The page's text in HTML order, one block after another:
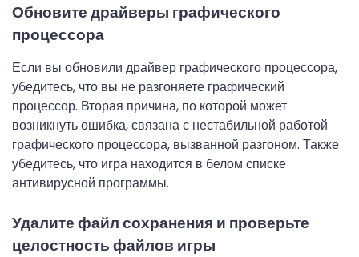
Обновите драйверы графического
процессора
Если вы обновили драйвер графического процессора,
убедитесь, что вы не разгоняете графический
процессор. Вторая причина, по которой может
возникнуть ошибка, связана с нестабильной работой
графического процессора, вызванной разгоном. Также
убедитесь, что игра находится в белом списке
антивирусной программы.
Удалите файл сохранения и проверьте
целостность файлов игры